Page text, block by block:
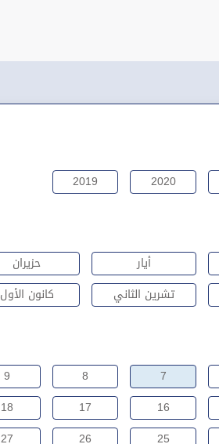
2020
2019
أيار
حزيران
تشرين الثاني كانون الأول
7
8
9
16
17
18
25
26
27